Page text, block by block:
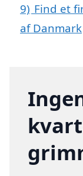
9) Find et
af Danmark